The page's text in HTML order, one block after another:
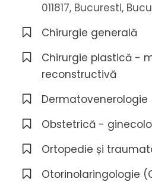
011817, Bucuresti,
Chirurgie generală
Chirurgie plastică -
reconstructivă
Dermatovenerologie
Obstetrică -
Ortopedie și
Otorinolaringologie